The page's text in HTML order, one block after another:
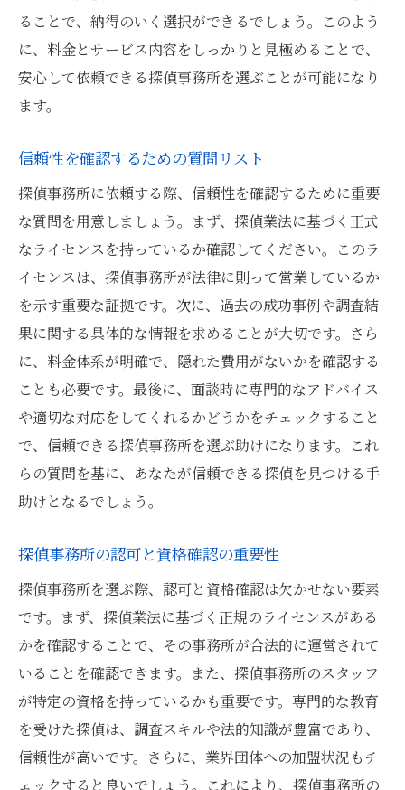
ることで、納得のいく選択ができるでしょう。このよう
に、料金とサービス内容をしっかりと見極めることで、
安心して依頼できる探偵事務所を選ぶことが可能になり
ます。
信頼性を確認するための質問リスト
探偵事務所に依頼する際、信頼性を確認するために重要
な質問を用意しましょう。まず、探偵業法に基づく正式
なライセンスを持っているか確認してください。このラ
イセンスは、探偵事務所が法律に則って営業しているか
を示す重要な証拠です。次に、過去の成功事例や調査結
果に関する具体的な情報を求めることが大切です。さら
に、料金体系が明確で、隠れた費用がないかを確認する
ことも必要です。最後に、面談時に専門的なアドバイス
や適切な対応をしてくれるかどうかをチェックすること
で、信頼できる探偵事務所を選ぶ助けになります。これ
らの質問を基に、あなたが信頼できる探偵を見つける手
助けとなるでしょう。
探偵事務所の認可と資格確認の重要性
探偵事務所を選ぶ際、認可と資格確認は欠かせない要素
です。まず、探偵業法に基づく正規のライセンスがある
かを確認することで、その事務所が合法的に運営されて
いることを確認できます。また、探偵事務所のスタッフ
が特定の資格を持っているかも重要です。専門的な教育
を受けた探偵は、調査スキルや法的知識が豊富であり、
信頼性が高いです。さらに、業界団体への加盟状況もチ
ェックすると良いでしょう。これにより、探偵事務所の